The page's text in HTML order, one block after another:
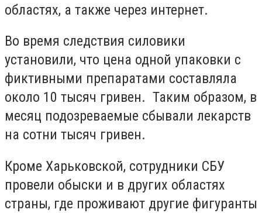
областях, а также через интернет.
Во время следствия силовики
установили, что цена одной упаковки с
фиктивными препаратами составляла
около 10 тысяч гривен. Таким образом, в
месяц подозреваемые сбывали лекарств
на сотни тысяч гривен.
Кроме Харьковской, сотрудники СБУ
провели обыски и в других областях
страны, где проживают другие фигуранты